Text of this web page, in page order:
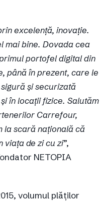
excelență, inovație.
mai bine. Dovada cea
portofel digital din
până în prezent, care le
și securizată
în locații fizice. Salutăm
Carrefour,
la scară națională că
viața de zi cu zi”,
NETOPIA
volumul plăţilor